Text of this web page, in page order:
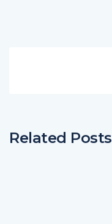
Related Posts